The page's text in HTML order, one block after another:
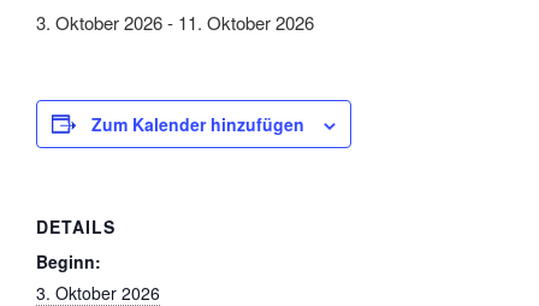
3. Oktober 2026- 11. Oktober 2026
Zum Kalender hinzufügen
DETAILS
Beginn:
3. Oktober 2026